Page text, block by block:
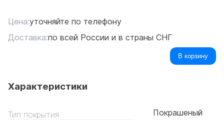
Цена:уточняйте по телефону
Доставка:по всей России и в страны СНГ
В корзину
Характеристики
Тип покрытия Покрашеный